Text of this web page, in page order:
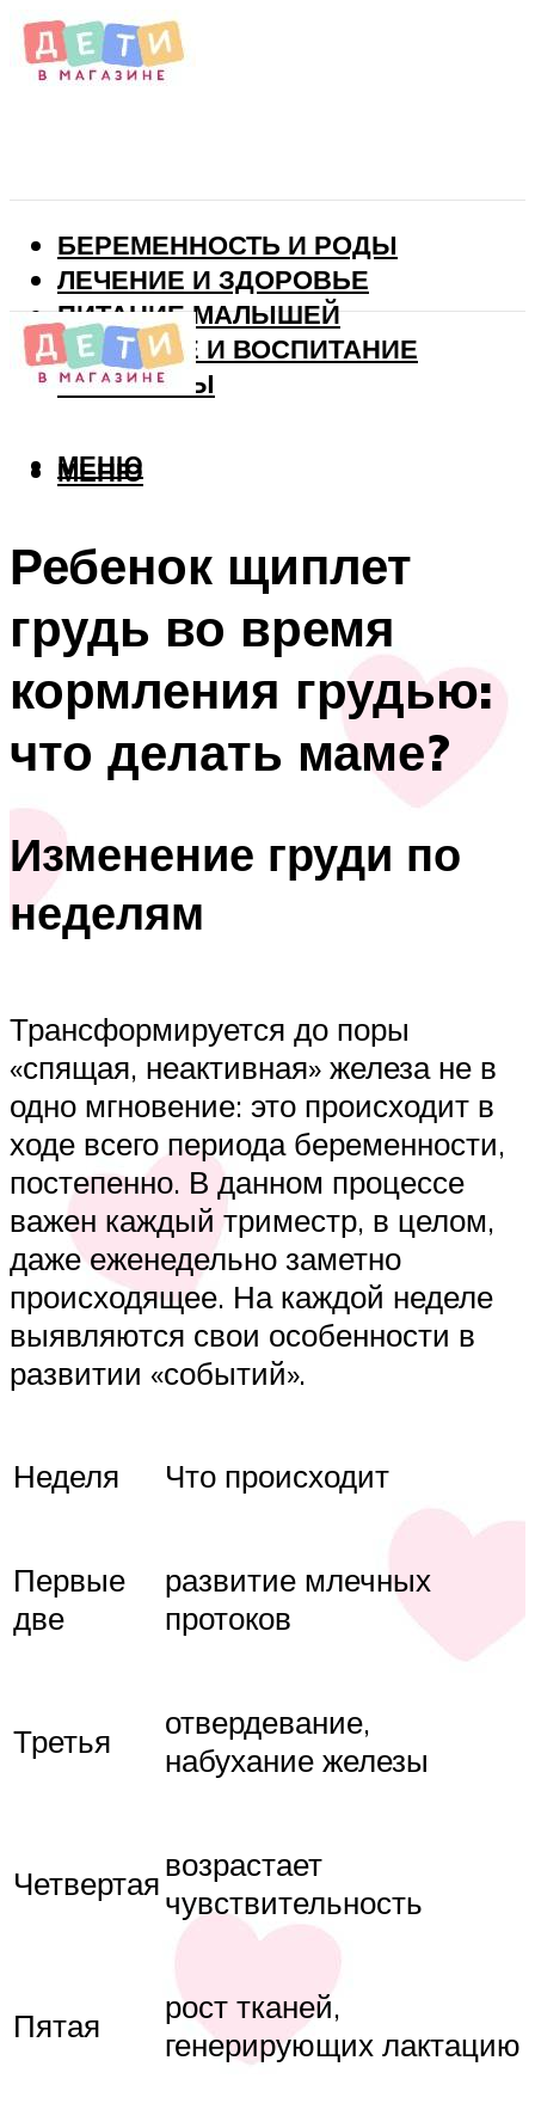
БЕРЕМЕННОСТЬ И РОДЫ
ЛЕЧЕНИЕ И ЗДОРОВЬЕ
ПИТАНИЕ МАЛЫШЕЙ
РАЗВИТИЕ И ВОСПИТАНИЕ
ВИТАМИНЫ
МЕНЮ
МЕНЮ
Ребенок щиплет
грудь во время
кормления грудью:
что делать маме?
Изменение груди по
неделям
Трансформируется до поры
«спящая, неактивная» железа не в
одно мгновение: это происходит в
ходе всего периода беременности,
постепенно. В данном процессе
важен каждый триместр, в целом,
даже еженедельно заметно
происходящее. На каждой неделе
выявляются свои особенности в
развитии «событий».
Неделя Что происходит
Первые
две
развитие млечных
протоков
Третья
отвердевание,
набухание железы
Четвертаявозрастает
чувствительность
Пятая
рост тканей,
генерирующих лактацию